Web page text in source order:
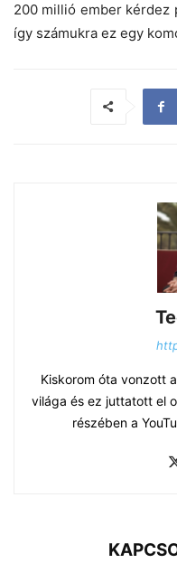
200 millió ember kérdez
így számukra ez egy
Kiskorom óta vonzott
világa és ez juttatott el
részében a